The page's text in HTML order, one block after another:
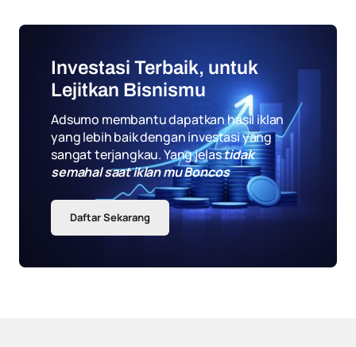
Investasi Terbaik, untuk
Lejitkan Bisnismu
Adsumo membantu dapatkan hasil iklan
yang lebih baik dengan investasi yang
sangat terjangkau. Yang jelastidak
semahal saat iklan mu Boncos
Daftar Sekarang